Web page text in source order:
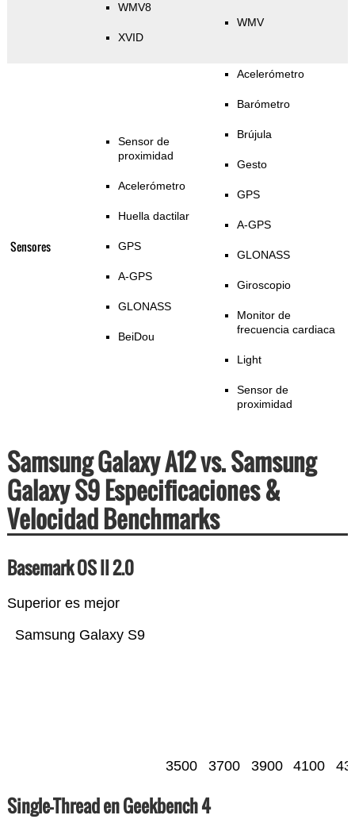
WMV8
XVID
WMV
Sensores
Sensor de
proximidad
Acelerómetro
Huella dactilar
GPS
A-GPS
GLONASS
BeiDou
Acelerómetro
Barómetro
Brújula
Gesto
GPS
A-GPS
GLONASS
Giroscopio
Monitor de
frecuencia cardiaca
Light
Sensor de
proximidad
Samsung Galaxy A12 vs. Samsung
Galaxy S9 Especificaciones &
Velocidad Benchmarks
Basemark OS II 2.0
Superior es mejor
Samsung Galaxy S9
3500 3700 3900 4100
Single-Thread en Geekbench 4